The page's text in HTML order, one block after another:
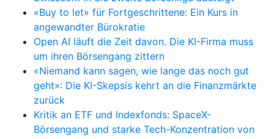
«Buy to let» für Fortgeschrittene: Ein Kurs in
angewandter Bürokratie
Open AI läuft die Zeit davon. Die KI-Firma muss
um ihren Börsengang zittern
«Niemand kann sagen, wie lange das noch gut
geht»: Die KI-Skepsis kehrt an die Finanzmärkte
zurück
Kritik an ETF und Indexfonds: SpaceX-
Börsengang und starke Tech-Konzentration von